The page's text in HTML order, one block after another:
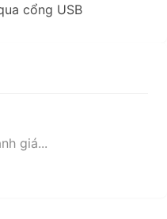
cổng USB
giá...